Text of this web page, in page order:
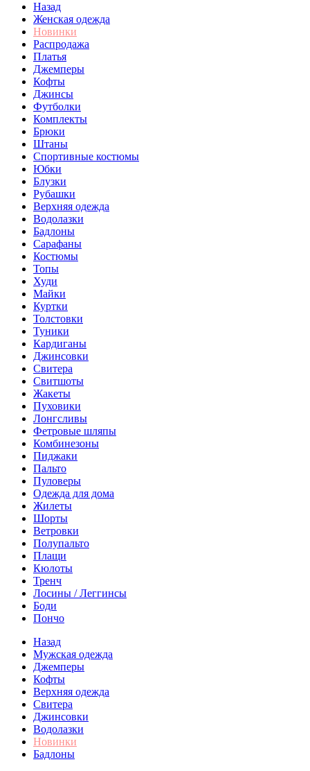
Назад
Женская одежда
Новинки
Распродажа
Платья
Джемперы
Кофты
Джинсы
Футболки
Комплекты
Брюки
Штаны
Спортивные костюмы
Юбки
Блузки
Рубашки
Верхняя одежда
Водолазки
Бадлоны
Сарафаны
Костюмы
Топы
Худи
Майки
Куртки
Толстовки
Туники
Кардиганы
Джинсовки
Свитера
Свитшоты
Жакеты
Пуховики
Лонгсливы
Фетровые шляпы
Комбинезоны
Пиджаки
Пальто
Пуловеры
Одежда для дома
Жилеты
Шорты
Ветровки
Полупальто
Плащи
Кюлоты
Тренч
Лосины / Леггинсы
Боди
Пончо
Назад
Мужская одежда
Джемперы
Кофты
Верхняя одежда
Свитера
Джинсовки
Водолазки
Новинки
Бадлоны